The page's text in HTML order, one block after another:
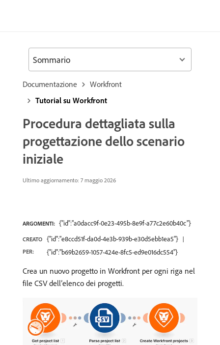
Documentazione
Workfront
Tutorial su Workfront
Procedura dettagliata sulla
progettazione dello scenario
iniziale
Ultimo aggiornamento: 7 maggio 2026
ARGOMENTI: {"id":"a0dacc9f-0e23-495b-8e9f-a77c2e60b40c"}
CREATO
PER:
{"id":"e8ccd51f-da0d-4e3b-939b-e30d5ebb1ea5"}
{"id":"b69b2659-1057-424e-8fc5-ed9e016dc554"}
Crea un nuovo progetto in Workfront per ogni riga nel
file CSV dell’elenco dei progetti.
Sommario